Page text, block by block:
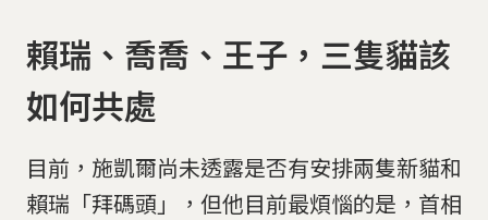
賴瑞、喬喬、王子，三隻貓該
如何共處
目前，施凱爾尚未透露是否有安排兩隻新貓和
賴瑞「拜碼頭」，但他目前最煩惱的是，首相